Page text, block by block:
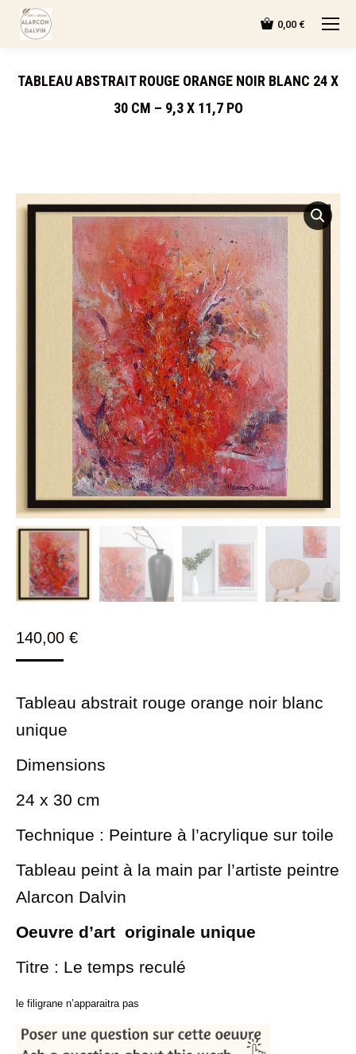
0,00 €
TABLEAU ABSTRAIT ROUGE ORANGE NOIR BLANC 24 X
30 CM – 9,3 X 11,7 PO
140,00 €
Tableau abstrait rouge orange noir blanc
unique
Dimensions
24 x 30 cm
Technique : Peinture à l’acrylique sur toile
Tableau peint à la main par l’artiste peintre
Alarcon Dalvin
Oeuvre d’art originale unique
Titre : Le temps reculé
le filigrane n’apparaitra pas